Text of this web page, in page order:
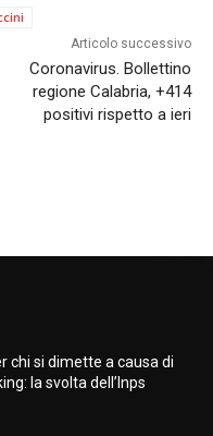
Articolo successivo
Coronavirus. Bollettino
regione Calabria, +414
positivi rispetto a ieri
chi si dimette a causa di
la svolta dell’Inps